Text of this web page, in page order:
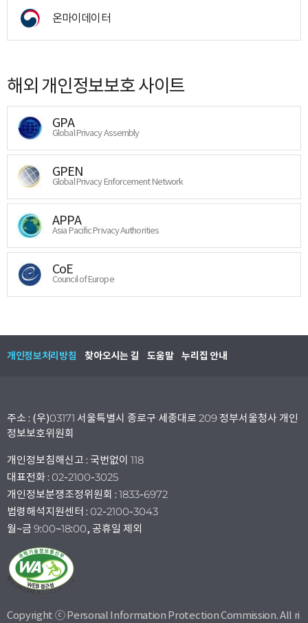
온마이데이터
해외 개인정보보호 사이트
GPA
Global Privacy Assembly
GPEN
Global Privacy Enforcement Network
APPA
Asia Pacific Privacy Authorities
CoE
Council of Europe
개인정보처리방침 찾아오시는 길 도움말 누리집 안내
주소 : (우)03171 서울특별시 종로구 세종대로 209 정부서울청사 개인
정보보호위원회
개인정보침해신고 : 국번없이 118
대표전화 : 02-2100-3025
개인정보분쟁조정위원회 : 1833-6972
법령해석지원센터 : 02-2100-3043
월~금 9:00~18:00, 공휴일 제외
Copyright ⓒ Personal Information Protection Commission. All ri